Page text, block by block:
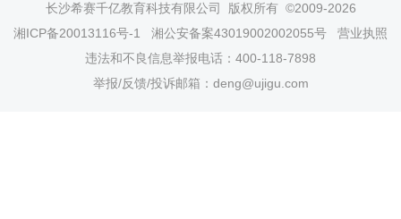
长沙希赛千亿教育科技有限公司
版权所有 ©2009-2026
湘ICP备20013116号-1
湘公安备案43019002002055号
营业执照
违法和不良信息举报电话：400-118-7898
举报/反馈/投诉邮箱：deng@ujigu.com